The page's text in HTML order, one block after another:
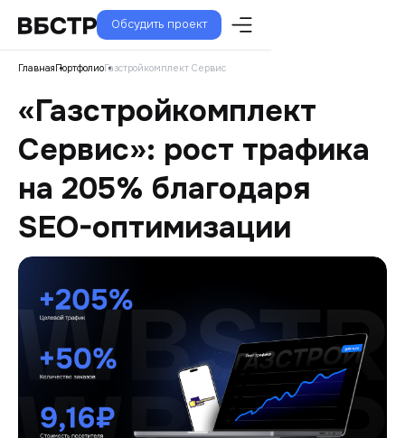
Обсудить проект
ГлавнаяПортфолиоГазстройкомплект Сервис
«Газстройкомплект
Сервис»: рост трафика
на 205% благодаря
SEO-оптимизации